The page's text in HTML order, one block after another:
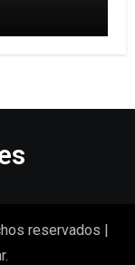
reservados
.